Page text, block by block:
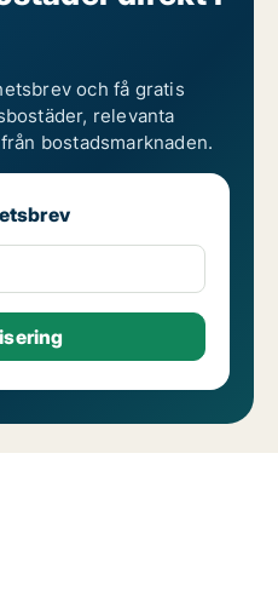
och få gratis
relevanta
bostadsmarknaden.